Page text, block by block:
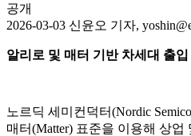
공개
2026-03-03 신윤오 기자,
알리로 및 매터 기반 차세대 출
노르딕 세미컨덕터(Nordic
매터(Matter) 표준을 이용해 상